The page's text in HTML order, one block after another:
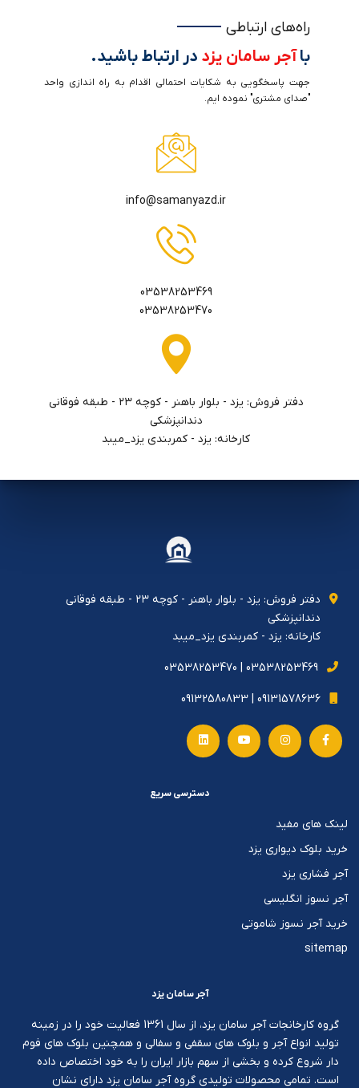
راه‌های ارتباطی
باآجر سامان یزد در ارتباط باشید.
جهت پاسخگویی به شکایات احتمالی اقدام به راه اندازی واحد
"صدای مشتری" نموده ایم.
info@samanyazd.ir
03538253469
03538253470
دفتر فروش: يزد - بلوار باهنر - كوچه ٢٣ - طبقه فوقاني
دندانپزشكي
کارخانه: یزد - کمربندی یزد_میبد
دفتر فروش: يزد - بلوار باهنر - كوچه ٢٣ - طبقه فوقاني
دندانپزشكي
کارخانه: یزد - کمربندی یزد_میبد
03538253469 | 03538253470
09131578636 | 09132580833
دسترسی سریع
لینک های مفید
خرید بلوک دیواری یزد
آجر فشاری یزد
آجر نسوز انگلیسی
خرید آجر نسوز شاموتی
sitemap
آجر سامان یزد
گروه کارخانجات آجر سامان یزد، از سال 1361 فعالیت خود را در زمینه
تولید انواع آجر و بلوک های سقفی و سفالی و همچنین بلوک های فوم
دار شروع کرده و بخشی از سهم بازار ایران را به خود اختصاص داده
است. تمامی محصولات تولیدی گروه آجر سامان یزد دارای نشان